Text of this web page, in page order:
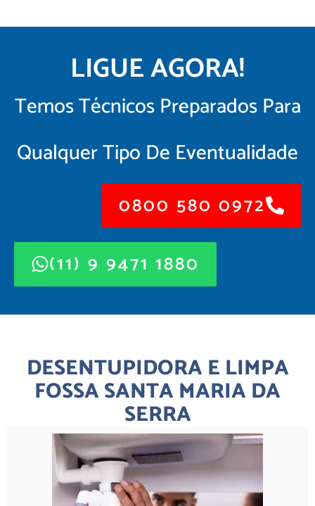
LIGUE AGORA!
Temos Técnicos Preparados Para
Qualquer Tipo De Eventualidade
0800 580 0972
(11) 9 9471 1880
DESENTUPIDORA E LIMPA
FOSSA SANTA MARIA DA
SERRA